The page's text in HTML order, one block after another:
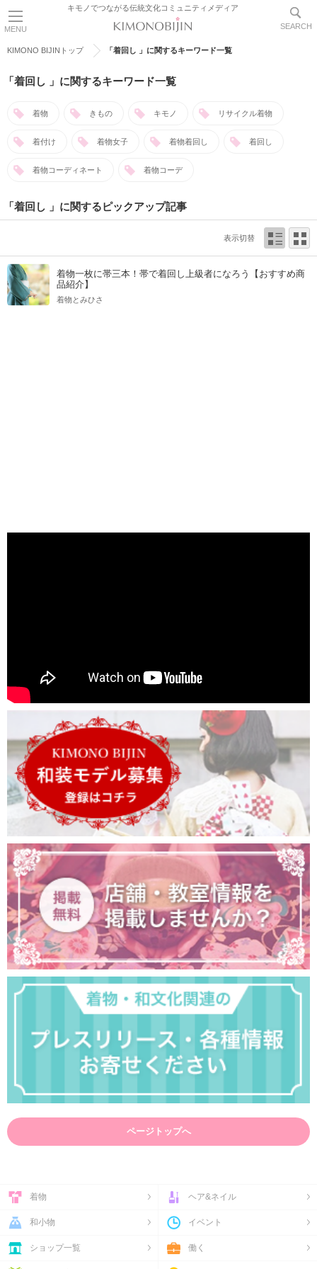
KIMONO BIJINトップ 「着回し 」に関するキーワード一覧
「着回し 」に関するキーワード一覧
着物 きもの キモノ リサイクル着物
着付け 着物女子 着物着回し 着回し
着物コーディネート 着物コーデ
「着回し 」に関するピックアップ記事
表示切替
着物一枚に帯三本！帯で着回し上級者になろう【おすすめ商
品紹介】
着物とみひさ
ページトップへ
着物 ヘア&ネイル
和小物 イベント
ショップ一覧 働く
MENU
キモノでつながる伝統文化コミュニティメディア
SEARCH